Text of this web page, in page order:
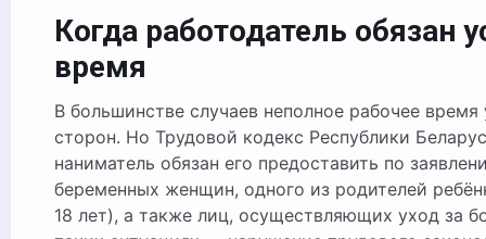
Когда работодатель обязан
время
В большинстве случаев неполное рабочее
сторон. Но Трудовой кодекс Республики
наниматель обязан его предоставить по
беременных женщин, одного из родителей
18 лет), а также лиц, осуществляющих уход за